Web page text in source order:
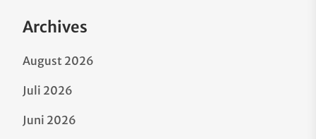
Archives
August 2026
Juli 2026
Juni 2026